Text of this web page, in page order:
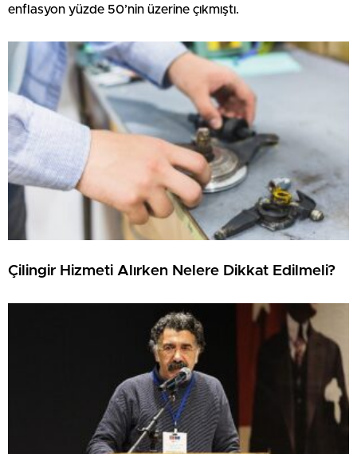
enflasyon yüzde 50’nin üzerine çıkmıştı.
Çilingir Hizmeti Alırken Nelere Dikkat Edilmeli?